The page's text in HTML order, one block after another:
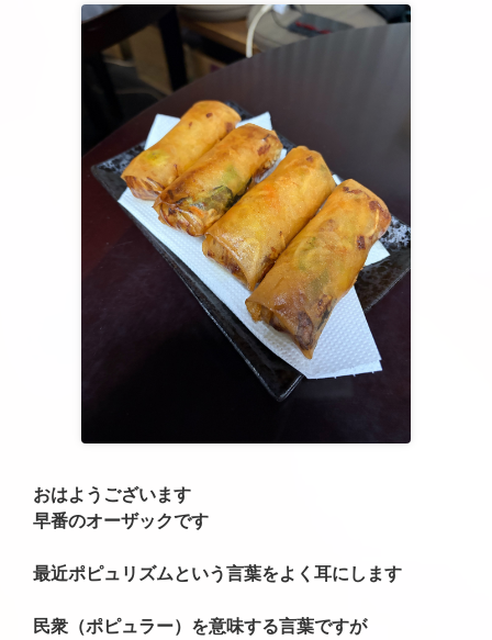
おはようございます
早番のオーザックです
最近ポピュリズムという言葉をよく耳にします
民衆（ポピュラー）を意味する言葉ですが